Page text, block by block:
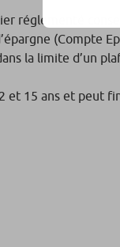
réglementé
(Compte
la limite d’un
15 ans et peut